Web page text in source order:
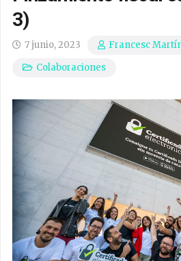
3)
7 junio, 2023
Francesc
Colaboraciones